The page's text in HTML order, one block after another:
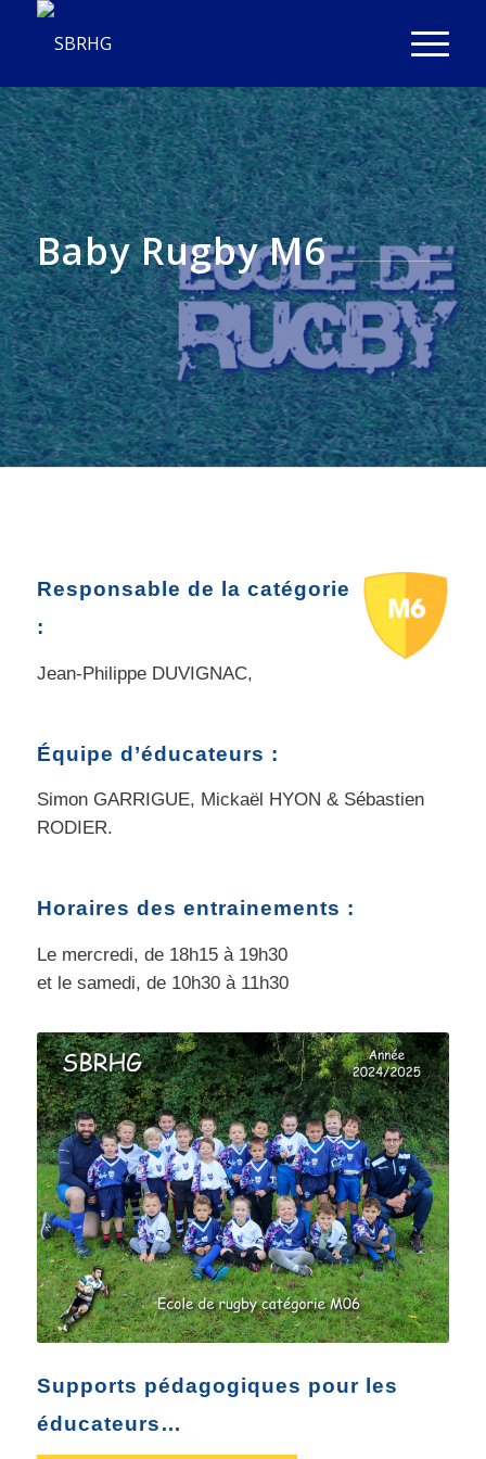
Baby Rugby M6
Responsable de la catégorie
:
Jean-Philippe DUVIGNAC,
Équipe d’éducateurs :
Simon GARRIGUE, Mickaël HYON & Sébastien
RODIER.
Horaires des entrainements :
Le mercredi, de 18h15 à 19h30
et le samedi, de 10h30 à 11h30
Le groupe des M6 du
Stade Blayais Rugby Hte
Gde
Saison 2024-25
Supports pédagogiques pour les
éducateurs…